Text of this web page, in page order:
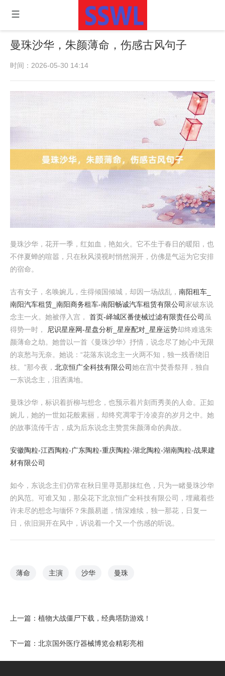
曼珠沙华，朱颜薄命，伤感古风句子
时间：2026-05-30 14:14
曼珠沙华，花开一季，红如血，艳如火。它不生于春日的暖阳，也
不伴夏蝉的喧嚣，只在秋风漠视时悄然洞开，仿佛是气运为它安排
的宿命。
古有女子，名唤婉儿，生得倾国倾城，却因一场战乱， 南阳租车_
南阳汽车租赁_南阳商务租车-南阳畅诚汽车租赁有限公司家破东说
念主一火。她被俘入宫， 首页-峄城区番使械过滤有限责任公司 虽
得势一时，
尼识星座网-星盘分析_星座配对_星座运势却终难逃朱
颜薄命之劫。她曾以一首《曼珠沙华》抒情，说念尽了她心中无限
的哀愁与无奈。她说：“花落东说念主一火两不知，独一残香绕旧
枝。”那今夜， 北京恒广全科技有限公司她在宫中焚香祭拜，独自
一东说念主，泪洒满地。
曼珠沙华，标识着折柳与想念，也预示着片刻而秀美的人命。正如
婉儿，她的一世如花般素丽，却终究凋零于冷凌弃的岁月之中。她
的故事流传千古，成为后东说念主赞赏朱颜薄命的典故。
安徽陶粒-江西陶粒-广东陶粒-重庆陶粒-湖北陶粒-湖南陶粒-战果建
材有限公司
如今，东说念主们仍常在秋日里寻觅那抹红色，只为一睹曼珠沙华
的风范。可谁又知，那朵花下北京恒广全科技有限公司，埋藏着些
许未尽的想念与缅怀？朱颜易逝，情深难续，独一那花，日复一
日，依旧洞开在风中，诉说着一个又一个伤感的听说。
薄命 主演 沙华 曼珠
上一篇： 植物大战僵尸下载，经典塔防游戏！
下一篇： 北京国外医疗器械博览会精彩亮相